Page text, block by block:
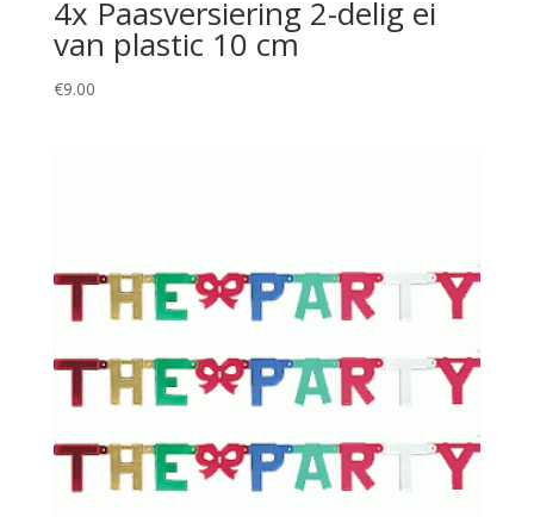
4x Paasversiering 2-delig ei
van plastic 10 cm
€9.00